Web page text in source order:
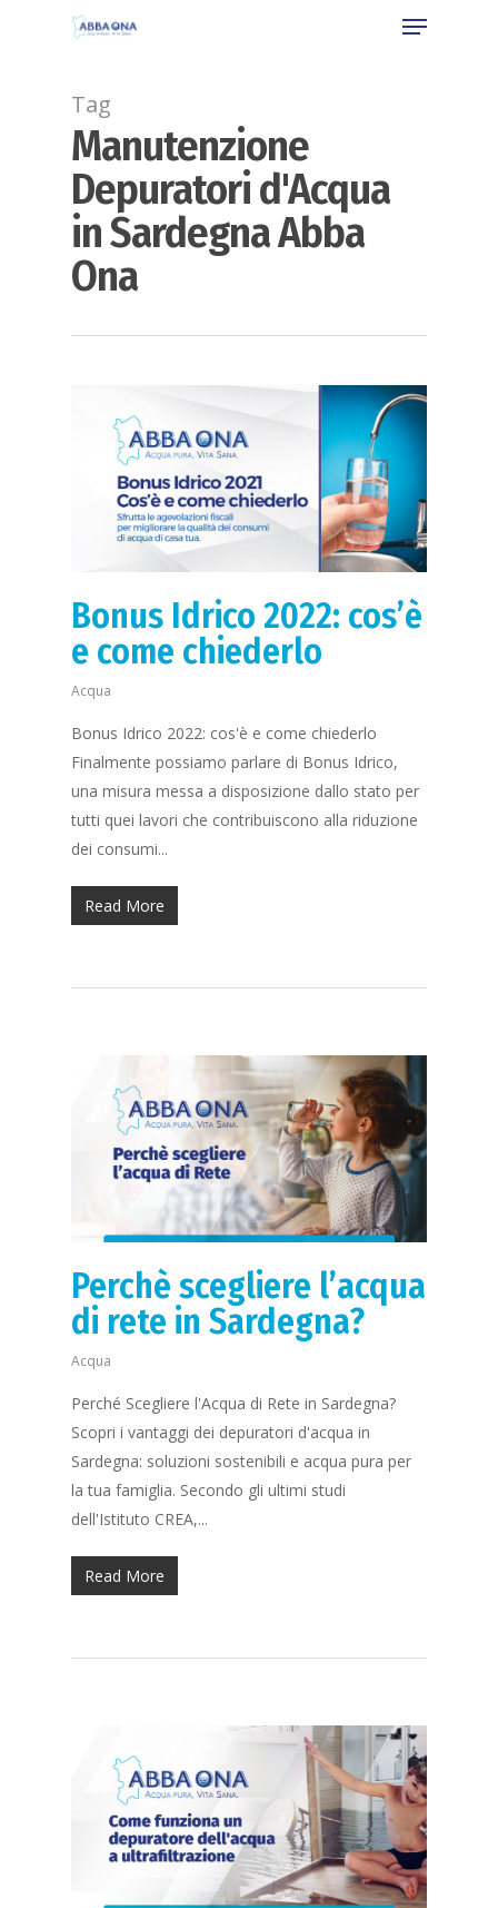
Tag
Manutenzione
Depuratori d'Acqua
in Sardegna Abba
Ona
Bonus Idrico 2022: cos’è
e come chiederlo
Acqua
Bonus Idrico 2022: cos'è e come chiederlo
Finalmente possiamo parlare di Bonus Idrico,
una misura messa a disposizione dallo stato per
tutti quei lavori che contribuiscono alla riduzione
dei consumi...
Read More
Perchè scegliere l’acqua
di rete in Sardegna?
Acqua
Perché Scegliere l'Acqua di Rete in Sardegna?
Scopri i vantaggi dei depuratori d'acqua in
Sardegna: soluzioni sostenibili e acqua pura per
la tua famiglia. Secondo gli ultimi studi
dell'Istituto CREA,...
Read More